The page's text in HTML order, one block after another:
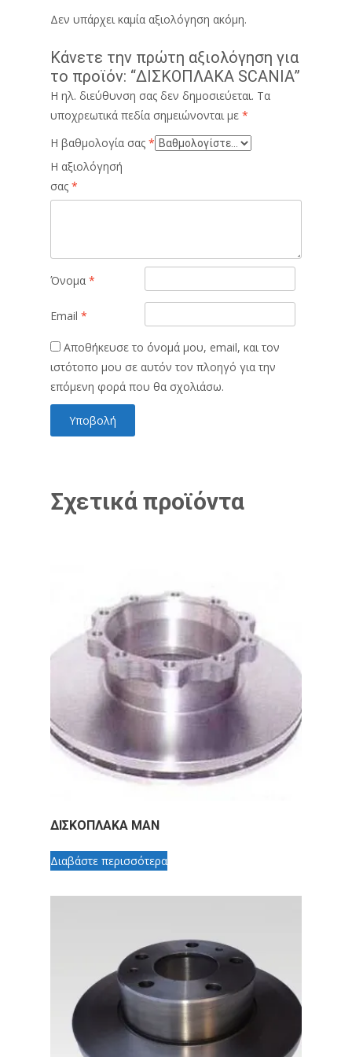
Δεν υπάρχει καμία αξιολόγηση ακόμη.
Κάνετε την πρώτη αξιολόγηση για
το προϊόν: “ΔΙΣΚΟΠΛΑΚΑ SCANIA”
Η ηλ. διεύθυνση σας δεν δημοσιεύεται. Τα
υποχρεωτικά πεδία σημειώνονται με *
Η βαθμολογία σας *
Η αξιολόγησή
σας *
Όνομα *
Email *
Αποθήκευσε το όνομά μου, email, και τον
ιστότοπο μου σε αυτόν τον πλοηγό για την
επόμενη φορά που θα σχολιάσω.
Σχετικά προϊόντα
ΔΙΣΚΟΠΛΑΚΑ MAN
Διαβάστε περισσότερα